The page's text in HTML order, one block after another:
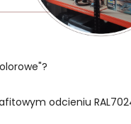
odcieniu